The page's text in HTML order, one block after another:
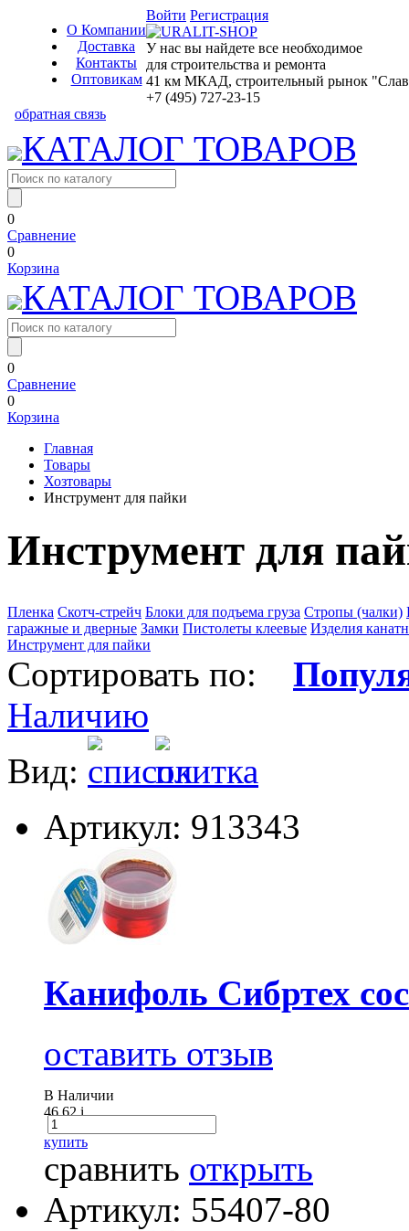
О Компании
Доставка
Контакты
Оптовикам
Войти Регистрация
У нас вы найдете все необходимое
для строительства и ремонта
41 км МКАД, строительный рынок
+7 (495) 727-23-15
обратная связь
КАТАЛОГ ТОВАРОВ
0
Сравнение
0
Корзина
КАТАЛОГ ТОВАРОВ
0
Сравнение
0
Корзина
Главная
Товары
Хозтовары
Инструмент для пайки
Инструмент для
Пленка Скотч-стрейч Блоки для подъема груза Стропы (чалки)
гаражные и дверные Замки Пистолеты клеевые Изделия
Инструмент для пайки
Сортировать по:
Наличию
Вид:
Артикул: 913343
Канифоль Сибртех
оставить отзыв
В Наличии
46.62i
купить
сравнить открыть
Артикул: 55407-80